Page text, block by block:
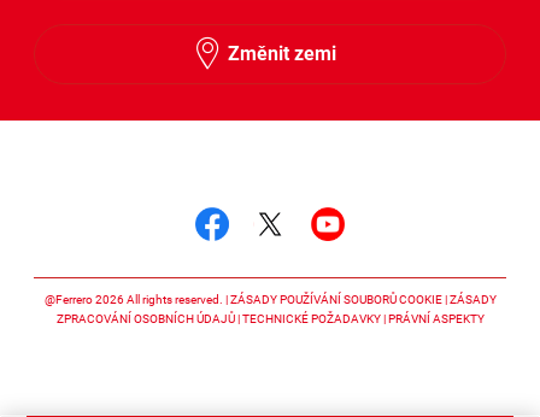
Změnit zemi
@Ferrero 2026 All rights reserved. ZÁSADY POUŽÍVÁNÍ SOUBORŮ COOKIE ZÁSADY
ZPRACOVÁNÍ OSOBNÍCH ÚDAJŮ TECHNICKÉ POŽADAVKY PRÁVNÍ ASPEKTY